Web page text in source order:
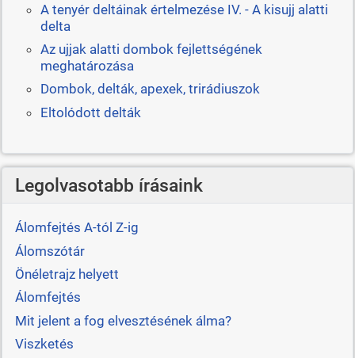
A tenyér deltáinak értelmezése IV. - A kisujj alatti
delta
Az ujjak alatti dombok fejlettségének
meghatározása
Dombok, delták, apexek, trirádiuszok
Eltolódott delták
Legolvasotabb írásaink
Álomfejtés A-tól Z-ig
Álomszótár
Önéletrajz helyett
Álomfejtés
Mit jelent a fog elvesztésének álma?
Viszketés